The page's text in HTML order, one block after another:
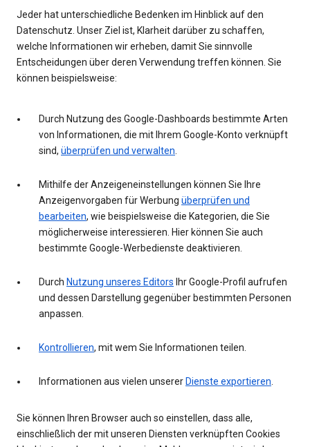
Jeder hat unterschiedliche Bedenken im Hinblick auf den
Datenschutz. Unser Ziel ist, Klarheit darüber zu schaffen,
welche Informationen wir erheben, damit Sie sinnvolle
Entscheidungen über deren Verwendung treffen können. Sie
können beispielsweise:
Durch Nutzung des Google-Dashboards bestimmte Arten
von Informationen, die mit Ihrem Google-Konto verknüpft
sind, überprüfen und verwalten.
Mithilfe der Anzeigeneinstellungen können Sie Ihre
Anzeigenvorgaben für Werbung überprüfen und
bearbeiten, wie beispielsweise die Kategorien, die Sie
möglicherweise interessieren. Hier können Sie auch
bestimmte Google-Werbedienste deaktivieren.
Durch Nutzung unseres Editors Ihr Google-Profil aufrufen
und dessen Darstellung gegenüber bestimmten Personen
anpassen.
Kontrollieren, mit wem Sie Informationen teilen.
Informationen aus vielen unserer Dienste exportieren.
Sie können Ihren Browser auch so einstellen, dass alle,
einschließlich der mit unseren Diensten verknüpften Cookies